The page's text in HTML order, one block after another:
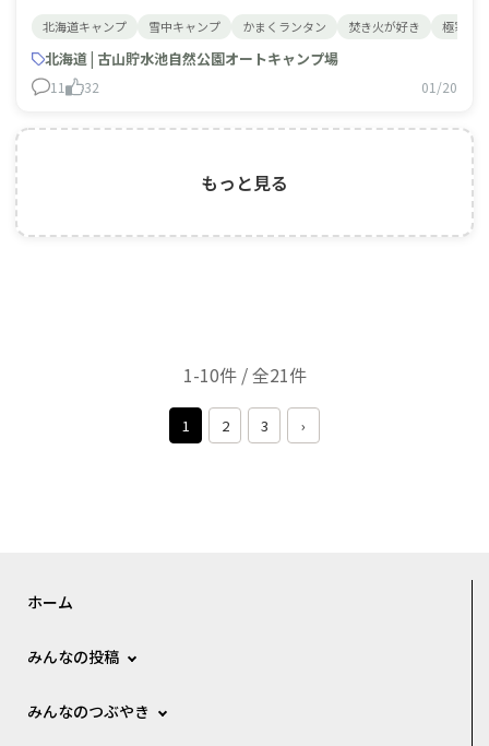
ス16℃まで冷え込みましたが、究極に静かな空間、晴れ
＆無風男君臨と最高の開幕キャンプとなりました😎 これ
だから雪中キャンプ
北海道キャンプ 雪中キャンプ かまくランタン 焚き火が好き 極寒キ
北海道 | 古山貯水池自然公園オートキャンプ場
11 32 01/20
もっと見る
1-10件 / 全21件
1 2 3 ›
ホーム
みんなの投稿
みんなのつぶやき